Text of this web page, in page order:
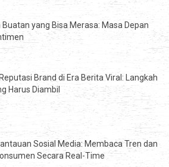
yang Bisa Merasa: Masa Depan
Brand di Era Berita Viral: Langkah
Harus Diambil
Sosial Media: Membaca Tren dan
Secara Real-Time